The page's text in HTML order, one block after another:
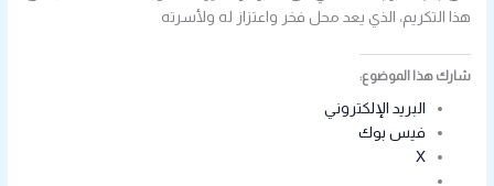
هذا التكريم، الذي يعد محل فخر واعتزاز له ولأسرته
شارك هذا الموضوع:
البريد الإلكتروني
فيس بوك
X